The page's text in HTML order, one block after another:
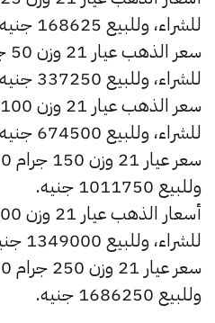
للشراء، وللبيع 168625 جنيه.
للشراء، وللبيع 337250 جنيه.
للشراء، وللبيع 674500 جنيه.
وللبيع 1011750 جنيه.
للشراء، وللبيع 1349000 جنيه.
وللبيع 1686250 جنيه.